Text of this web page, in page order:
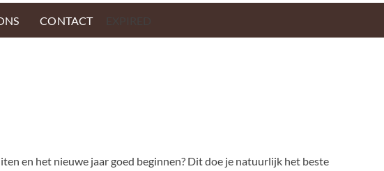
CONTACT
en het nieuwe jaar goed beginnen? Dit doe je natuurlijk het beste